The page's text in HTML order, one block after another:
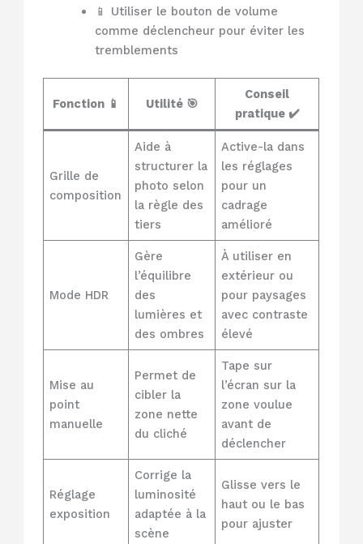
📱 Utiliser le bouton de volume
comme déclencheur pour éviter les
tremblements
Fonction 📱 Utilité 🎯
Conseil
pratique ✔️
Grille de
composition
Aide à
structurer la
photo selon
la règle des
tiers
Active-la dans
les réglages
pour un
cadrage
amélioré
Mode HDR
Gère
l’équilibre
des
lumières et
des ombres
À utiliser en
extérieur ou
pour paysages
avec contraste
élevé
Mise au
point
manuelle
Permet de
cibler la
zone nette
du cliché
Tape sur
l’écran sur la
zone voulue
avant de
déclencher
Réglage
exposition
Corrige la
luminosité
adaptée à la
scène
Glisse vers le
haut ou le bas
pour ajuster